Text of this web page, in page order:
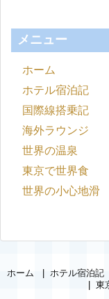
メニュー
ホーム
ホテル宿泊記
国際線搭乗記
海外ラウンジ
世界の温泉
東京で世界食
世界の小心地滑
ホーム ホテル宿泊記
東